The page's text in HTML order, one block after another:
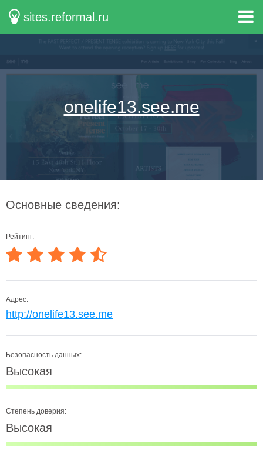
sites.reformal.ru
onelife13.see.me
Основные сведения:
Рейтинг:
Адрес:
http://onelife13.see.me
Безопасность данных:
Высокая
Степень доверия:
Высокая